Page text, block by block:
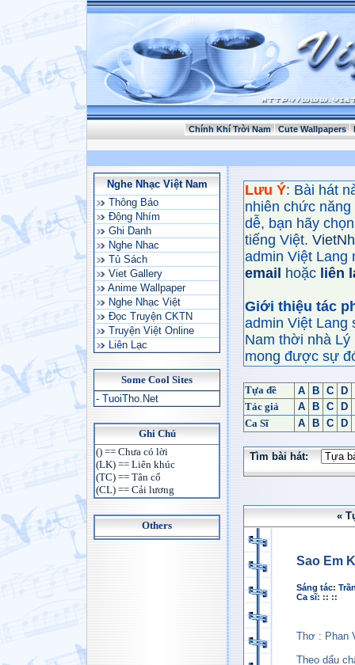
Chính Khí Trời Nam Cute Wallpapers
Nghe Nhạc Việt Nam
Thông Báo
Động Nhím
Ghi Danh
Nghe Nhac
Tủ Sách
Viet Gallery
Anime Wallpaper
Nghe Nhạc Việt
Đọc Truyện CKTN
Truyện Việt Online
Liên Lạc
Some Cool Sites
- TuoiTho.Net
Ghi Chú
() == Chưa có lời
(LK) == Liên khúc
(TC) == Tân cổ
(CL) == Cải lương
Others
Lưu Ý: Bài hát
nhiên chức
dễ, bạn hãy
tiếng Việt.
admin Việt Lang
email
hoặc liên
Giới thiệu tác
admin Việt Lang
Nam thời nhà
mong được sự
Tựa đề A B C
D
Tác giả
A B C
D
Ca Sĩ
A B C D
Tìm bài hát:
«
Sao Em
Sáng tác:
Ca sĩ: :: ::
Thơ : Phan
Theo dấu